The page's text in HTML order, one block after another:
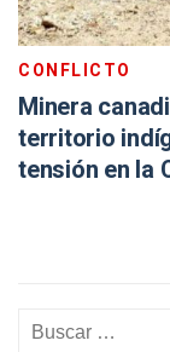
CONFLICTO
Minera
territorio
tensión en la